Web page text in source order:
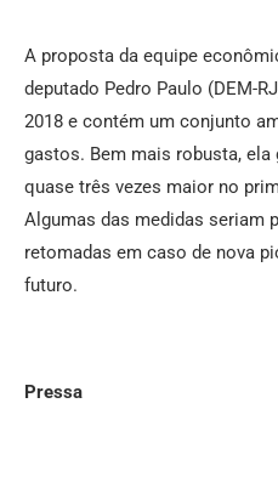
A proposta da equipe
deputado Pedro Paulo (DEM-
2018 e contém um conjunto
gastos. Bem mais robusta,
quase três vezes maior no
Algumas das medidas seriam
retomadas em caso de nova
futuro.
Pressa